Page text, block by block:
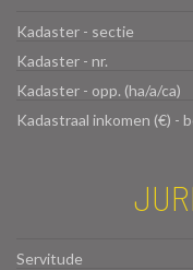
Kadaster - sectie
Kadaster - nr.
Kadaster - opp. (ha/a/ca)
Kadastraal inkomen (€) -
Servitude